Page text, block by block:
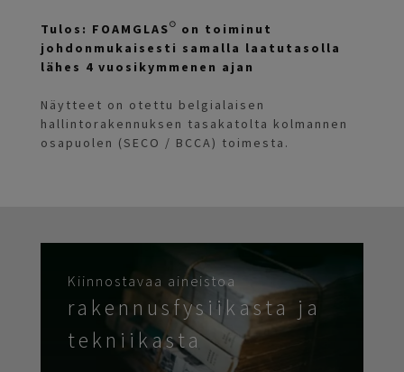
Tulos: FOAMGLAS® on toiminut
johdonmukaisesti samalla laatutasolla
lähes 4 vuosikymmenen ajan
Näytteet on otettu belgialaisen
hallintorakennuksen tasakatolta kolmannen
osapuolen (SECO / BCCA) toimesta.
Kiinnostavaa aineistoa
rakennusfysiikasta ja
tekniikasta